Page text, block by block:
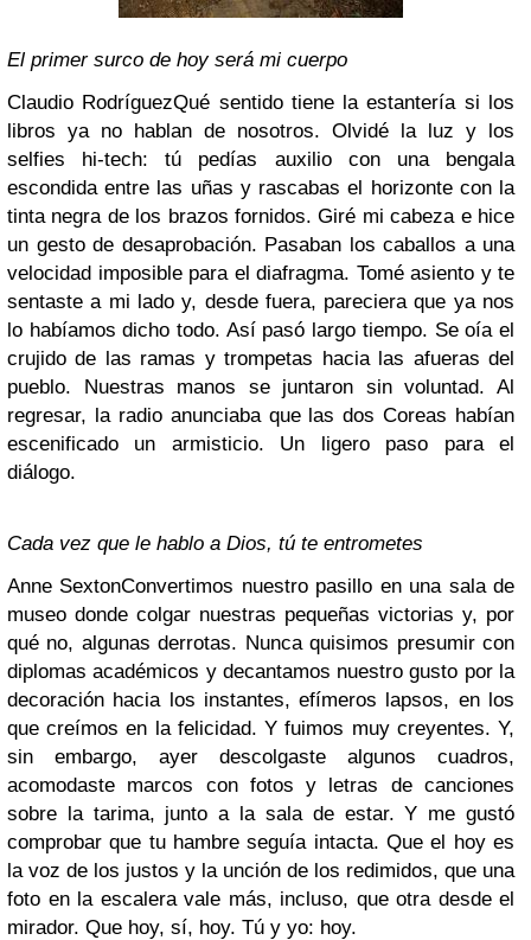
El primer surco de hoy será mi cuerpo
Claudio RodríguezQué sentido tiene la estantería si los
libros ya no hablan de nosotros. Olvidé la luz y los
selfies hi-tech: tú pedías auxilio con una bengala
escondida entre las uñas y rascabas el horizonte con la
tinta negra de los brazos fornidos. Giré mi cabeza e hice
un gesto de desaprobación. Pasaban los caballos a una
velocidad imposible para el diafragma. Tomé asiento y te
sentaste a mi lado y, desde fuera, pareciera que ya nos
lo habíamos dicho todo. Así pasó largo tiempo. Se oía el
crujido de las ramas y trompetas hacia las afueras del
pueblo. Nuestras manos se juntaron sin voluntad. Al
regresar, la radio anunciaba que las dos Coreas habían
escenificado un armisticio. Un ligero paso para el
diálogo.
Cada vez que le hablo a Dios, tú te entrometes
Anne SextonConvertimos nuestro pasillo en una sala de
museo donde colgar nuestras pequeñas victorias y, por
qué no, algunas derrotas. Nunca quisimos presumir con
diplomas académicos y decantamos nuestro gusto por la
decoración hacia los instantes, efímeros lapsos, en los
que creímos en la felicidad. Y fuimos muy creyentes. Y,
sin embargo, ayer descolgaste algunos cuadros,
acomodaste marcos con fotos y letras de canciones
sobre la tarima, junto a la sala de estar. Y me gustó
comprobar que tu hambre seguía intacta. Que el hoy es
la voz de los justos y la unción de los redimidos, que una
foto en la escalera vale más, incluso, que otra desde el
mirador. Que hoy, sí, hoy. Tú y yo: hoy.